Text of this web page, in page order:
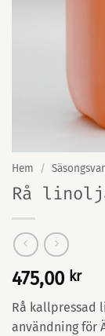
Hem /
Rå
475,00 kr
Rå kallpressad
användning för